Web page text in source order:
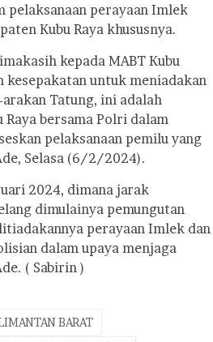
pelaksanaan perayaan Imlek
Kubu Raya khususnya.
kepada MABT Kubu
untuk meniadakan
Tatung, ini adalah
bersama Polri dalam
pelaksanaan pemilu yang
Selasa (6/2/2024).
2024, dimana jarak
dimulainya pemungutan
perayaan Imlek dan
dalam upaya menjaga
( Sabirin )
BARAT